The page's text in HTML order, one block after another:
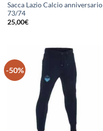
Sacca Lazio Calcio anniversario
73/74
25,00€
-50%